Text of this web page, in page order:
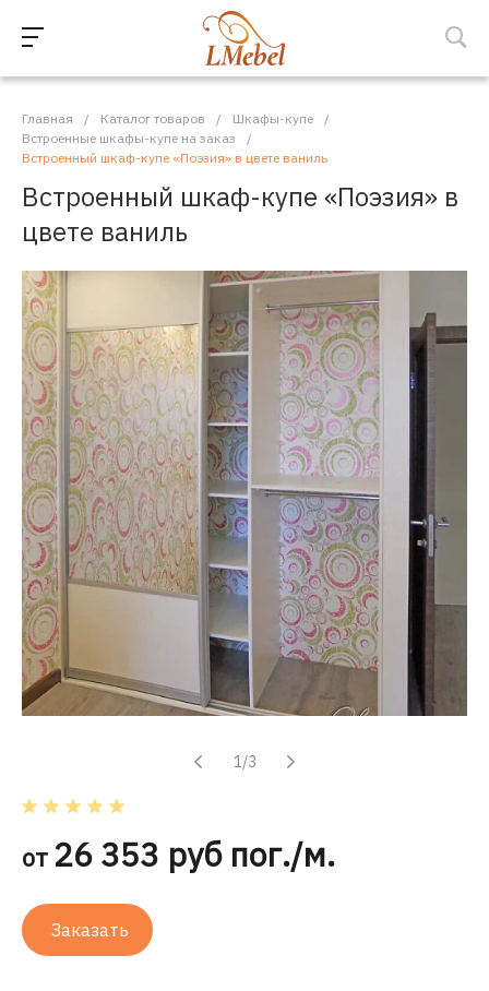
Главная / Каталог товаров / Шкафы-купе
/
Встроенные шкафы-купе на заказ
/
Встроенный шкаф-купе «Поэзия» в цвете ваниль
Встроенный шкаф-купе «Поэзия» в
цвете ваниль
1/3
от 26 353 руб пог./м.
Заказать